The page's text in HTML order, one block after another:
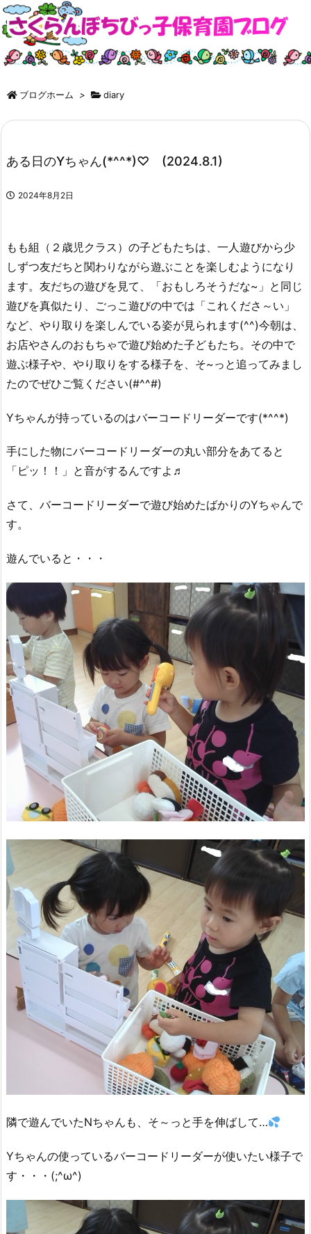
ブログホーム > diary
ある日のYちゃん(*^^*)♡ (2024.8.1)
2024年8月2日
もも組（２歳児クラス）の子どもたちは、一人遊びから少
しずつ友だちと関わりながら遊ぶことを楽しむようになり
ます。友だちの遊びを見て、「おもしろそうだな~」と同じ
遊びを真似たり、ごっこ遊びの中では「これくださ～い」
など、やり取りを楽しんでいる姿が見られます(^^)今朝は、
お店やさんのおもちゃで遊び始めた子どもたち。その中で
遊ぶ様子や、やり取りをする様子を、そ~っと追ってみまし
たのでぜひご覧ください(#^^#)
Yちゃんが持っているのはバーコードリーダーです(*^^*)
手にした物にバーコードリーダーの丸い部分をあてると
「ピッ！！」と音がするんですよ♬
さて、バーコードリーダーで遊び始めたばかりのYちゃんで
す。
遊んでいると・・・
隣で遊んでいたNちゃんも、そ～っと手を伸ばして…
Yちゃんの使っているバーコードリーダーが使いたい様子で
す・・・(;^ω^)